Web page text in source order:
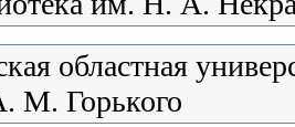
областная
М. Горького